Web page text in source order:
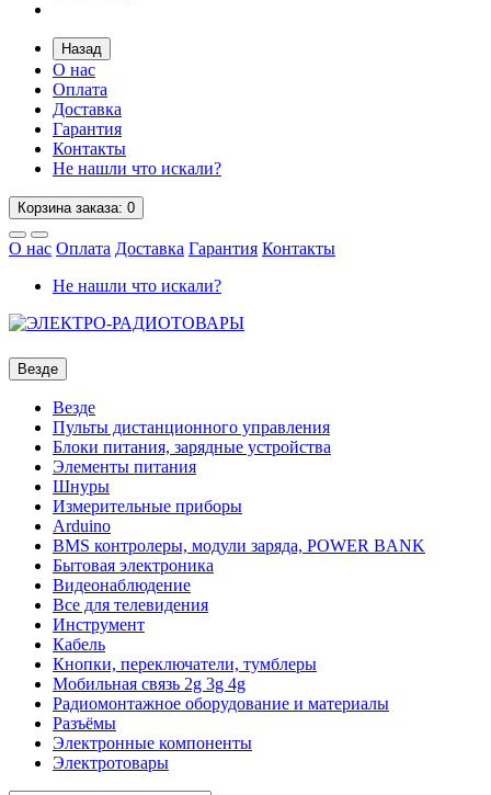
Назад
О нас
Оплата
Доставка
Гарантия
Контакты
Не нашли что искали?
Корзиназаказа: 0
О нас Оплата Доставка Гарантия Контакты
Не нашли что искали?
Везде
Везде
Пульты дистанционного управления
Блоки питания, зарядные устройства
Элементы питания
Шнуры
Измерительные приборы
Arduino
BMS контролеры, модули заряда, POWER BANK
Бытовая электроника
Видеонаблюдение
Все для телевидения
Инструмент
Кабель
Кнопки, переключатели, тумблеры
Мобильная связь 2g 3g 4g
Радиомонтажное оборудование и материалы
Разъёмы
Электронные компоненты
Электротовары